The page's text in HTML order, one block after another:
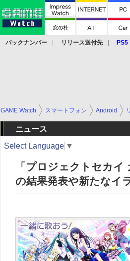
バックナンバー リリース送付先
PS5
GAME Watch スマートフォン Android
ニュース
Select Language ▼
「プロジェクトセカ
の結果発表や新たなイ